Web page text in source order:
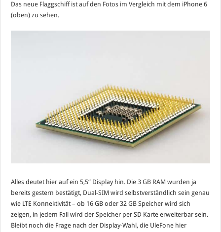
Das neue Flaggschiff ist auf den Fotos im Vergleich mit dem iPhone 6
(oben) zu sehen.
Alles deutet hier auf ein 5,5“ Display hin. Die 3 GB RAM wurden ja
bereits gestern bestätigt, Dual-SIM wird selbstverständlich sein genau
wie LTE Konnektivität – ob 16 GB oder 32 GB Speicher wird sich
zeigen, in jedem Fall wird der Speicher per SD Karte erweiterbar sein.
Bleibt noch die Frage nach der Display-Wahl, die UleFone hier